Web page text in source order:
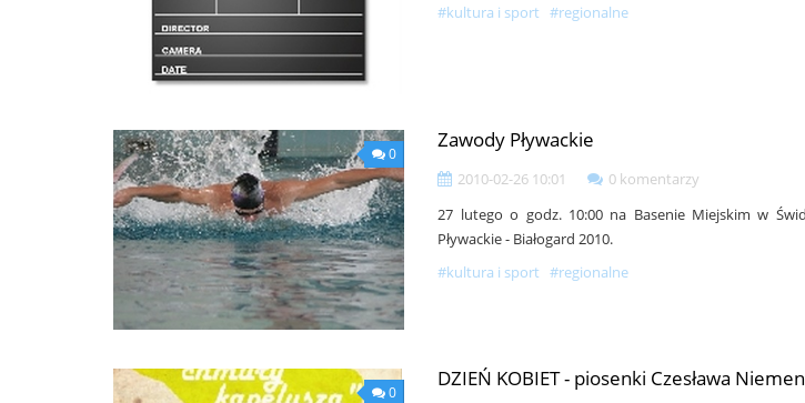
#kultura i sport #regionalne
0
Zawody Pływackie
2010-02-26 10:01
0 komentarzy
27 lutego o godz. 10:00 na Basenie Miejskim w
Pływackie - Białogard 2010.
#kultura i sport #regionalne
0
DZIEŃ KOBIET - piosenki Czesława